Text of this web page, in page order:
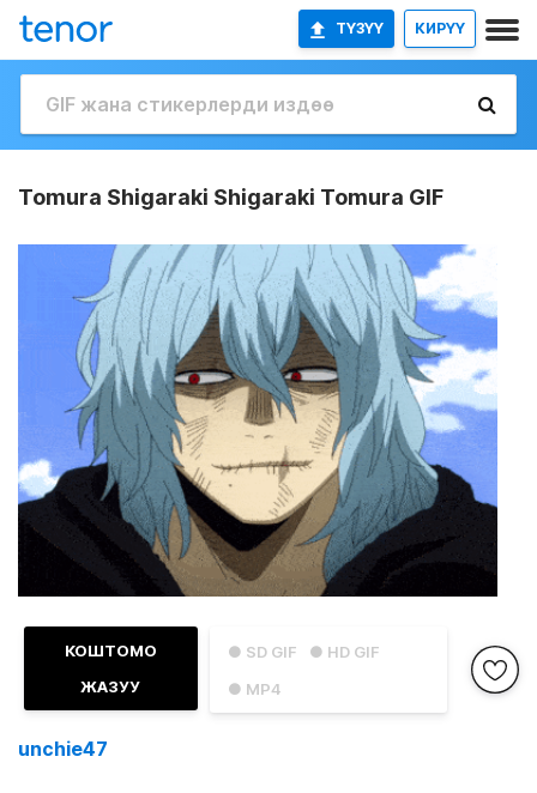
ТҮЗҮҮ КИРҮҮ
Tomura Shigaraki Shigaraki Tomura GIF
● SD GIF
● HD GIF
● MP4
КОШТОМО
ЖАЗУУ
unchie47